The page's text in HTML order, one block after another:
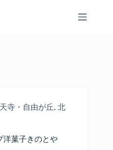
寺・自由が丘, 北
洋菓子きのとや